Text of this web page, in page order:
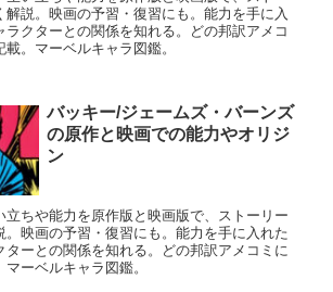
解説。映画の予習・復習にも。能力を手に入
ラクターとの関係を知れる。どの邦訳アメコ
。マーベルキャラ図鑑。
バッキー/ジェームズ・バーンズ
の原作と映画での能力やオリジ
ン
立ちや能力を原作版と映画版で、ストーリー
。映画の予習・復習にも。能力を手に入れた
ターとの関係を知れる。どの邦訳アメコミに
ーベルキャラ図鑑。